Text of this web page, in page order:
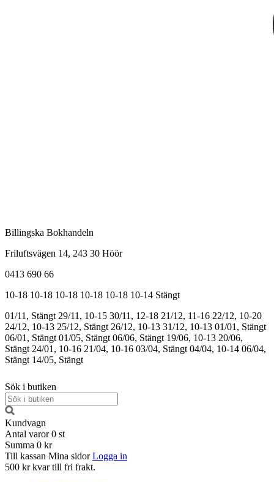
Billingska Bokhandeln
Friluftsvägen 14, 243 30 Höör
0413 690 66
10-18 10-18 10-18 10-18 10-18 10-14 Stängt
01/11, Stängt 29/11, 10-15 30/11, 12-18 21/12, 11-16 22/12, 10-20
24/12, 10-13 25/12, Stängt 26/12, 10-13 31/12, 10-13 01/01, Stängt
06/01, Stängt 01/05, Stängt 06/06, Stängt 19/06, 10-13 20/06,
Stängt 24/01, 10-16 21/04, 10-16 03/04, Stängt 04/04, 10-14 06/04,
Stängt 14/05, Stängt
Sök i butiken
Kundvagn
Antal varor 0 st
Summa 0 kr
Till kassan Mina sidor Logga in
500 kr kvar till fri frakt.